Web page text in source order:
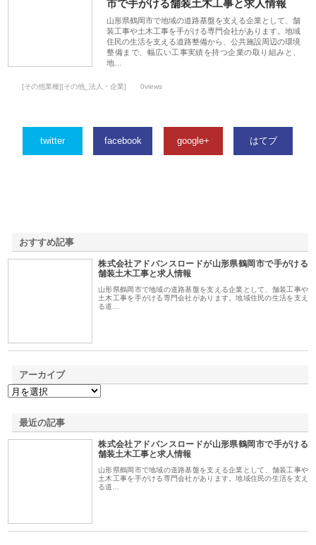
市で手がける舗装土木工事と求人情報
山形県鶴岡市で地域の道路基盤を支える企業として、舗
装工事や土木工事を手がける専門会社があります。地域
住民の生活を支える道路整備から、公共施設周辺の環境
整備まで、幅広い工事実績を持つ企業の取り組みと、
地…
[その他業種][その他_法人・企業] 0views
twitter facebook google+ はてブ
おすすめ記事
株式会社アドバンスロードが山形県鶴岡市で手がける
舗装土木工事と求人情報
山形県鶴岡市で地域の道路基盤を支える企業として、舗装工事や
土木工事を手がける専門会社があります。地域住民の生活を支え
る道…
アーカイブ
最近の記事
株式会社アドバンスロードが山形県鶴岡市で手がける
舗装土木工事と求人情報
山形県鶴岡市で地域の道路基盤を支える企業として、舗装工事や
土木工事を手がける専門会社があります。地域住民の生活を支え
る道…